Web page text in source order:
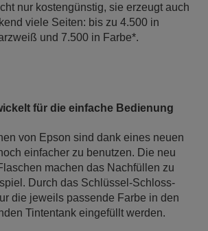
nur kostengünstig, sie erzeugt auch
viele Seiten: bis zu 4.500 in
und 7.500 in Farbe*.
für die einfache Bedienung
von Epson sind dank eines neuen
einfacher zu benutzen. Die neu
machen das Nachfüllen zu
Durch das Schlüssel-Schloss-
die jeweils passende Farbe in den
Tintentank eingefüllt werden.